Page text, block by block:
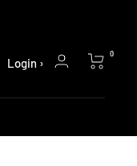
Login ›
0